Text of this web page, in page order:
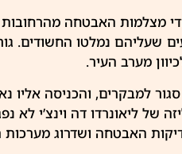
מצלמותהאבטחה מהרחובות
שעליהם נמלטו החשודים.
מערב העיר.
סגור למבקרים, והכניסה
של ליאונרדו דה וינצ’ילא
האבטחה ושדרוג מערכות